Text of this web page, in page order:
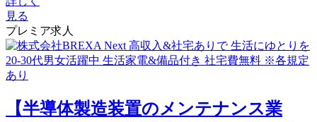
見る
プレミア求人
【半導体製造装置のメンテナンス業